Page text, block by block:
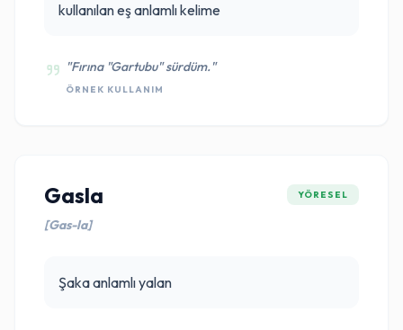
kullanılan eş anlamlı kelime
"Fırına "Gartubu" sürdüm."
ÖRNEK KULLANIM
Gasla
[Gas-la]
YÖRESEL
Şaka anlamlı yalan